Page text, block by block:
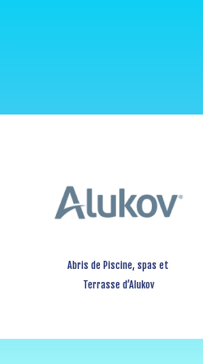
Abris de Piscine, spas et
Terrasse d’Alukov